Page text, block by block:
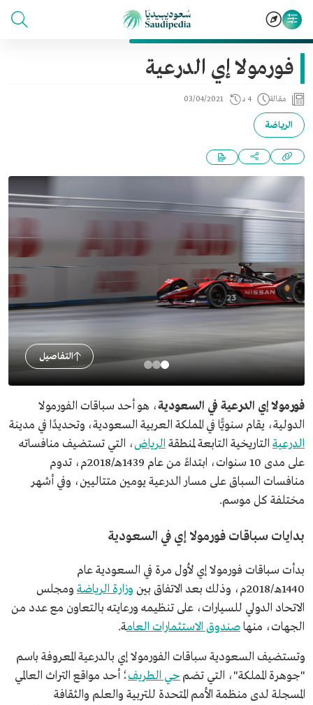
فورمولا إي الدرعية
مقالة 4 د 03/04/2021
الرياضة
التفاصيل
فورمولا إي الدرعية في السعودية، هو أحد سباقات الفورمولا
الدولية، يقام سنويًّا في المملكة العربية السعودية، وتحديدًا في مدينة
الدرعية التاريخية التابعة لمنطقة الرياض، التي تستضيف منافساته
على مدى 10 سنوات، ابتداءً من عام 1439هـ/2018م، تدوم
منافسات السباق على مسار الدرعية يومين متتاليين، وفي أشهر
مختلفة كل موسم.
بدايات سباقات فورمولا إي في السعودية
بدأت سباقات فورمولا إي لأول مرة في السعودية عام
1440ھ/2018م، وذلك بعد الاتفاق بين
وزارة الرياضة ومجلس
الاتحاد الدولي للسيارات، على تنظيمه ورعايته بالتعاون مع عدد من
الجهات، منهاصندوق الاستثمارات العامة.
وتستضيف السعودية سباقات الفورمولا إي بالدرعية المعروفة باسم
"جوهرة المملكة"، التي تضم حي الطريف؛ أحد مواقع التراث العالمي
المسجلة لدى منظمة الأمم المتحدة للتربية والعلم والثقافة